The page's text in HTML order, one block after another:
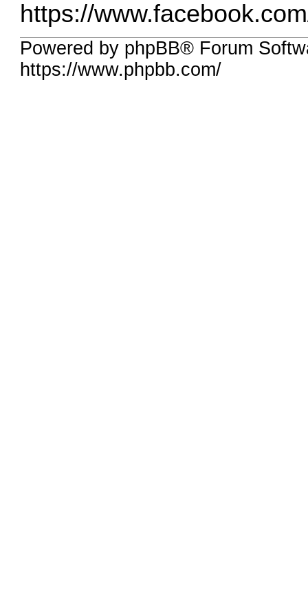
https://
Powered by phpBB® Forum
https://www.phpbb.com/